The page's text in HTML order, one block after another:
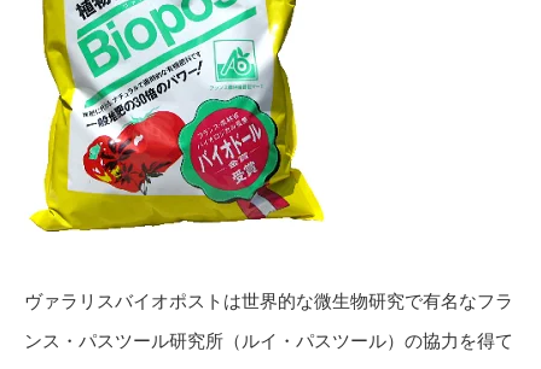
ヴァラリスバイオポストは世界的な微生物研究で有名なフラ
ンス・パスツール研究所（ルイ・パスツール）の協力を得て